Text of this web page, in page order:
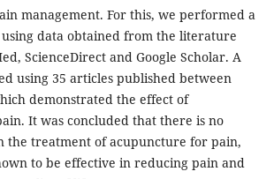
management. For this, we performed a
data obtained from the literature
ScienceDirect and Google Scholar. A
using 35 articles published between
demonstrated the effect of
It was concluded that there is no
the treatment of acupuncture for pain,
to be effective in reducing pain and